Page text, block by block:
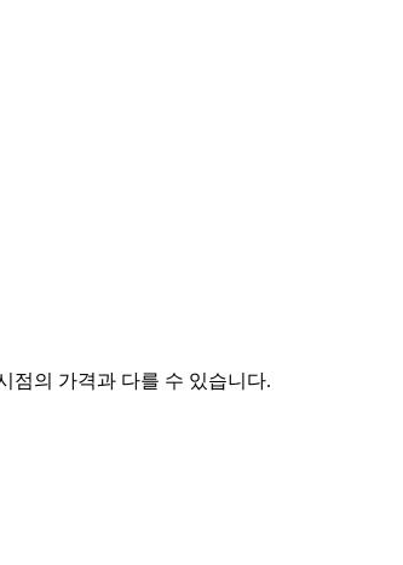
점의 가격과 다를 수 있습니다.